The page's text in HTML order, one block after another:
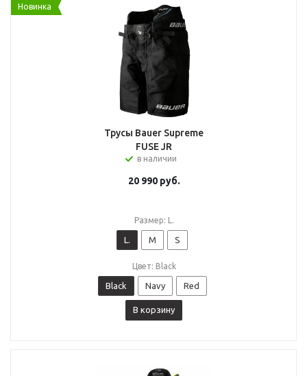
Новинка
Трусы Bauer Supreme
FUSE JR
в наличии
20 990руб.
Размер: L.
L. M S
Цвет: Black
Black Navy Red
В корзину